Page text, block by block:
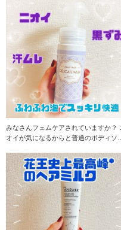
みなさんフェムケアされていますか？ ニ
オイが気になるからと普通のボディソー